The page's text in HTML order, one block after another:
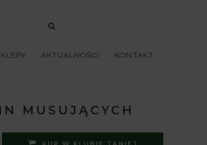
AKTUALNOŚCI KONTAKT
MUSUJĄCYCH